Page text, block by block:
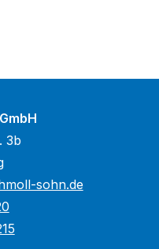
3b
sohn.de